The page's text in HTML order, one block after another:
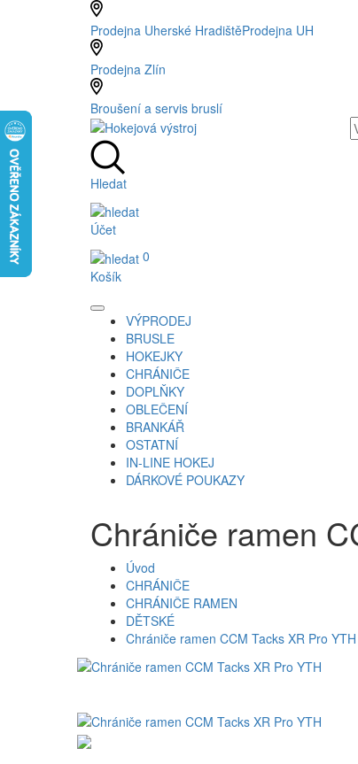
Prodejna Uherské HradištěProdejna UH
Prodejna Zlín
Broušení a servis bruslí
Hledat
Účet
0
Košík
VÝPRODEJ
BRUSLE
HOKEJKY
CHRÁNIČE
DOPLŇKY
OBLEČENÍ
BRANKÁŘ
OSTATNÍ
IN-LINE HOKEJ
DÁRKOVÉ POUKAZY
Chrániče ramen
Úvod
CHRÁNIČE
CHRÁNIČE RAMEN
DĚTSKÉ
Chrániče ramen CCM Tacks XR Pro YTH